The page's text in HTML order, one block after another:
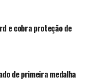
de trânsito
do IPVA,
Detran a
pagamento do
abrange apenas o
e cobra proteção de
de primeira medalha